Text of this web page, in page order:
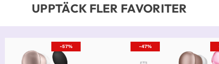
UPPTÄCK FLER FAVORITER
-57% -47%